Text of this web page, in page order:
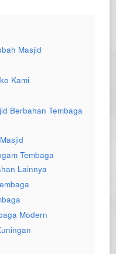
Masjid
Kami
Berbahan Tembaga
Tembaga
Lainnya
Modern